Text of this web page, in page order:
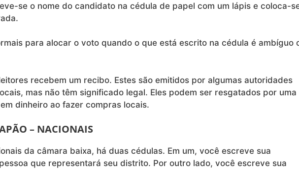
se o nome do candidato na cédula de papel com um lápis e coloca-
para alocar o voto quando o que está escrito na cédula é ambíguo
recebem um recibo. Estes são emitidos por algumas autoridades
mas não têm significado legal. Eles podem ser resgatados por uma
dinheiro ao fazer compras locais.
– NACIONAIS
da câmara baixa, há duas cédulas. Em um, você escreve sua
que representará seu distrito. Por outro lado, você escreve sua